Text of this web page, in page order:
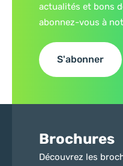
actualités et bons
abonnez-vous à
S'abonner
Brochures
Découvrez les